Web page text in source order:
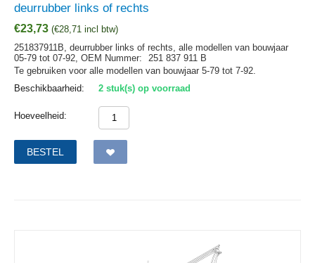
deurrubber links of rechts
€23,73 (€28,71 incl btw)
251837911B, deurrubber links of rechts, alle modellen van bouwjaar
05-79 tot 07-92, OEM Nummer:
251 837 911 B
Te gebruiken voor alle modellen van bouwjaar 5-79 tot 7-92.
Beschikbaarheid:
2 stuk(s) op voorraad
Hoeveelheid:
BESTEL